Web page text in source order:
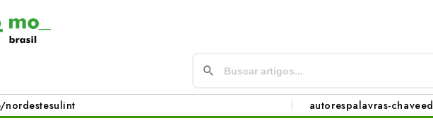
nordestesulint autorespalavras-chave